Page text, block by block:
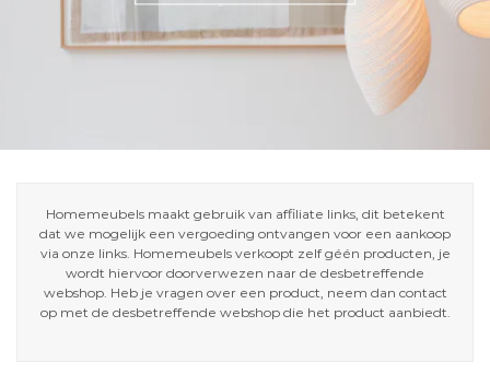
Homemeubels maakt gebruik van affiliate links, dit betekent
dat we mogelijk een vergoeding ontvangen voor een aankoop
via onze links. Homemeubels verkoopt zelf géén producten, je
wordt hiervoor doorverwezen naar de desbetreffende
webshop. Heb je vragen over een product, neem dan contact
op met de desbetreffende webshop die het product aanbiedt.